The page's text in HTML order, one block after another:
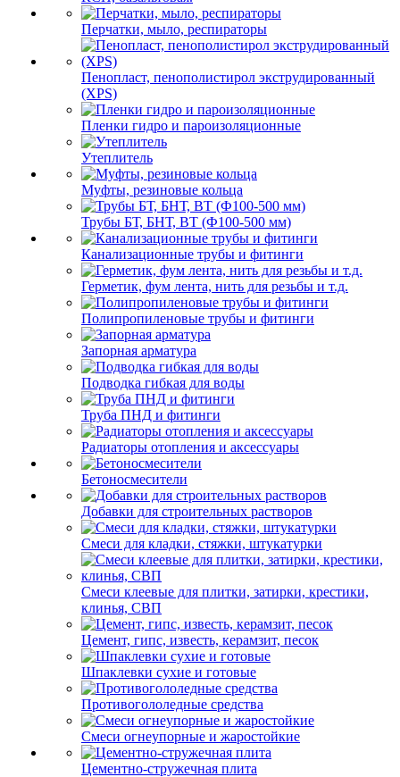
Перчатки, мыло, респираторы
Пенопласт, пенополистирол экструдированный
(XPS)
Пленки гидро и пароизоляционные
Утеплитель
Муфты, резиновые кольца
Трубы БТ, БНТ, ВТ (Ф100-500 мм)
Канализационные трубы и фитинги
Герметик, фум лента, нить для резьбы и т.д.
Полипропиленовые трубы и фитинги
Запорная арматура
Подводка гибкая для воды
Труба ПНД и фитинги
Радиаторы отопления и аксессуары
Бетоносмесители
Добавки для строительных растворов
Смеси для кладки, стяжки, штукатурки
Смеси клеевые для плитки, затирки, крестики,
клинья, СВП
Цемент, гипс, известь, керамзит, песок
Шпаклевки сухие и готовые
Противогололедные средства
Смеси огнеупорные и жаростойкие
Цементно-стружечная плита